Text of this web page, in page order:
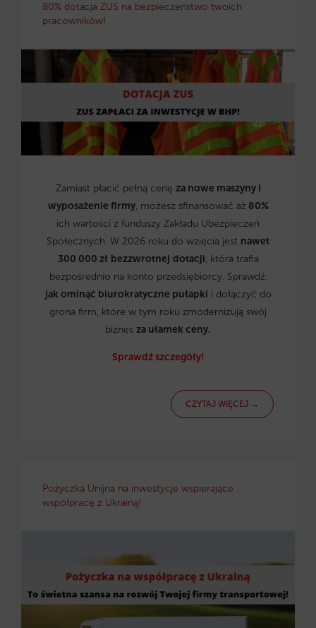
80% dotacja ZUS na bezpieczeństwo twoich
pracowników!
Zamiast płacić pełną cenę za nowe maszyny i
wyposażenie firmy, możesz sfinansować aż80%
ich wartości z funduszy Zakładu Ubezpieczeń
Społecznych. W 2026 roku do wzięcia jest nawet
300 000 zł bezzwrotnej dotacji, która trafia
bezpośrednio na konto przedsiębiorcy. Sprawdź,
jak ominąć biurokratyczne pułapki i dołączyć do
grona firm, które w tym roku zmodernizują swój
biznes za ułamek ceny.
Sprawdź szczegóły!
CZYTAJ WIĘCEJ →
Pożyczka Unijna na inwestycje wspierające
współpracę z Ukrainą!